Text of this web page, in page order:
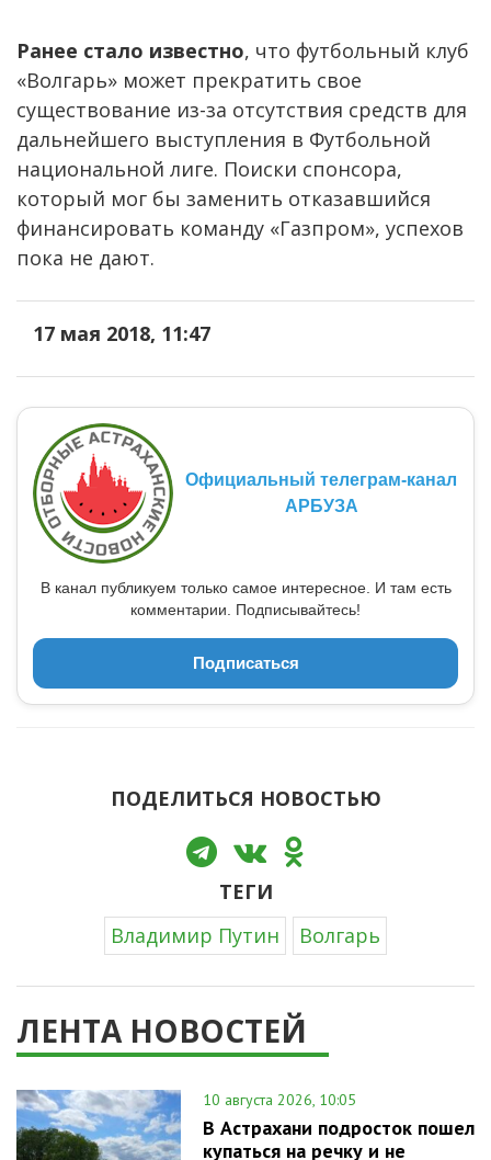
Ранее стало известно, что футбольный клуб
«Волгарь» может прекратить свое
существование из-за отсутствия средств для
дальнейшего выступления в Футбольной
национальной лиге. Поиски спонсора,
который мог бы заменить отказавшийся
финансировать команду «Газпром», успехов
пока не дают.
17 мая 2018, 11:47
Официальный телеграм-канал
АРБУЗА
В канал публикуем только самое интересное. И там есть
комментарии. Подписывайтесь!
Подписаться
ПОДЕЛИТЬСЯ НОВОСТЬЮ
ТЕГИ
Владимир Путин
Волгарь
ЛЕНТА НОВОСТЕЙ
10 августа 2026, 10:05
В Астрахани подросток пошел
купаться на речку и не